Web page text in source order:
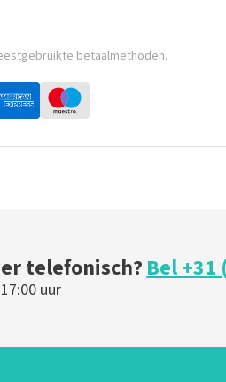
betaalmethoden.
telefonisch?Bel +31
uur